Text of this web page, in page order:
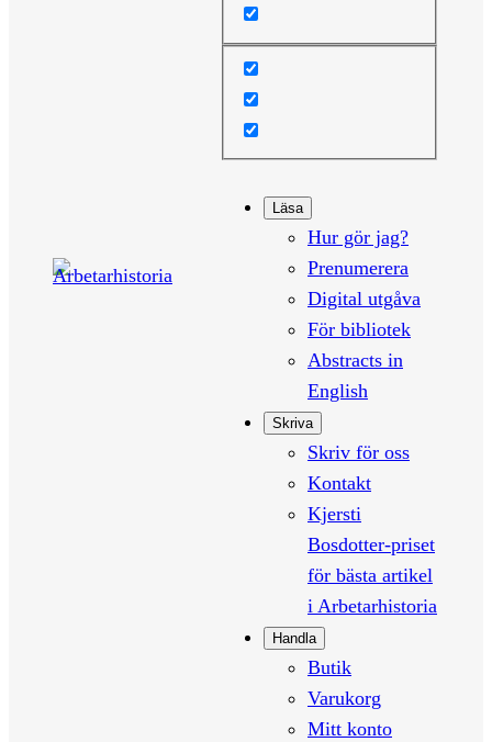
Läsa
Hur gör jag?
Prenumerera
Digital utgåva
För bibliotek
Abstracts in
English
Skriva
Skriv för oss
Kontakt
Kjersti
Bosdotter-priset
för bästa artikel
i Arbetarhistoria
Handla
Butik
Varukorg
Mitt konto